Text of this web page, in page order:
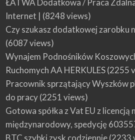
Internet | (8248 views)
Czy szukasz dodatkowej zarobku
(6087 views)
Wynajem Podnośników
Ruchomych AA HERKULES(2255
Pracownik sprzątający Wyszków
do pracy(2251 views)
Gotowa spółka z Vat EU z
międzynarodowy, spedycję
BTC szybki zysk codziennie(2233